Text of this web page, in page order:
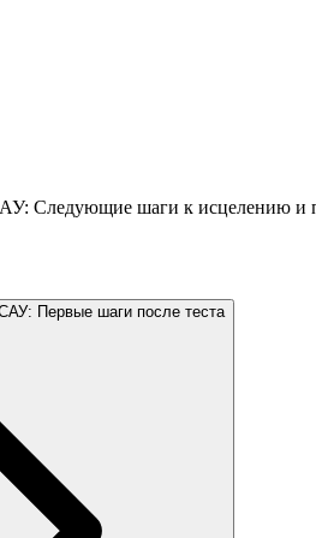
Следующие шаги к исцелению и
Первые шаги после теста